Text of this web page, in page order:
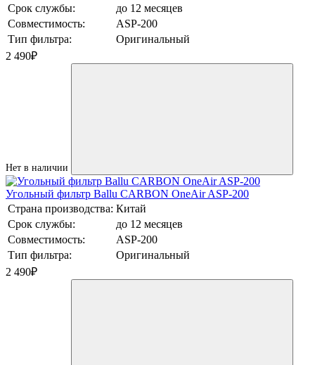
Срок службы:
до 12 месяцев
Совместимость:
ASP-200
Тип фильтра:
Оригинальный
2 490₽
Нет в наличии
Угольный фильтр Ballu CARBON OneAir ASP-200
Страна производства: Китай
Срок службы:
до 12 месяцев
Совместимость:
ASP-200
Тип фильтра:
Оригинальный
2 490₽